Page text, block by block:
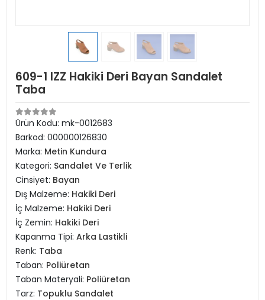
609-1 IZZ Hakiki Deri Bayan Sandalet
Taba
Ürün Kodu: mk-0012683
Barkod: 000000126830
Marka: Metin Kundura
Kategori: Sandalet Ve Terlik
Cinsiyet: Bayan
Dış Malzeme: Hakiki Deri
İç Malzeme: Hakiki Deri
İç Zemin: Hakiki Deri
Kapanma Tipi: Arka Lastikli
Renk: Taba
Taban: Poliüretan
Taban Materyali: Poliüretan
Tarz: Topuklu Sandalet